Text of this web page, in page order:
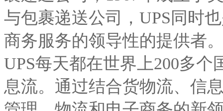
与包裹递送公司，UPS同时
商务服务的领导性的提供者
UPS每天都在世界上200多
息流。通过结合货物流、信